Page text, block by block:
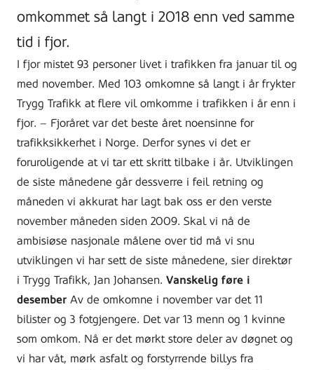
omkommet så langt i 2018 enn ved samme
tid i fjor.
I fjor mistet 93 personer livet i trafikken fra januar til og
med november. Med 103 omkomne så langt i år frykter
Trygg Trafikk at flere vil omkomme i trafikken i år enn i
fjor. – Fjoråret var det beste året noensinne for
trafikksikkerhet i Norge. Derfor synes vi det er
foruroligende at vi tar ett skritt tilbake i år. Utviklingen
de siste månedene går dessverre i feil retning og
måneden vi akkurat har lagt bak oss er den verste
november måneden siden 2009. Skal vi nå de
ambisiøse nasjonale målene over tid må vi snu
utviklingen vi har sett de siste månedene, sier direktør
i Trygg Trafikk, Jan Johansen. Vanskelig føre i
desember Av de omkomne i november var det 11
bilister og 3 fotgjengere. Det var 13 menn og 1 kvinne
som omkom. Nå er det mørkt store deler av døgnet og
vi har våt, mørk asfalt og forstyrrende billys fra